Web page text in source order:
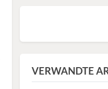
VERWANDTE